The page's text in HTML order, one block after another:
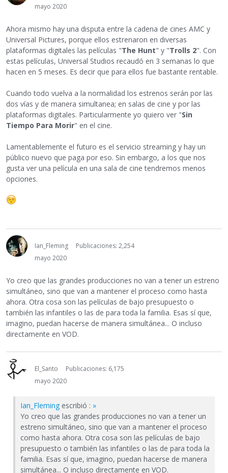
mayo 2020
Ahora mismo hay una disputa entre la cadena de cines AMC y
Universal Pictures, porque ellos estrenaron en diversas
plataformas digitales las películas "The Hunt" y "Trolls 2". Con
estas películas, Universal Studios recaudó en 3 semanas lo que
hacen en 5 meses. Es decir que para ellos fue bastante rentable.
Cuando todo vuelva a la normalidad los estrenos serán por las
dos vías y de manera simultanea; en salas de cine y por las
plataformas digitales. Particularmente yo quiero ver "Sin
Tiempo Para Morir" en el cine.
Lamentablemente el futuro es el servicio streaming y hay un
público nuevo que paga por eso. Sin embargo, a los que nos
gusta ver una película en una sala de cine tendremos menos
opciones.
Ian_Fleming
Publicaciones: 2,254
mayo 2020
Yo creo que las grandes producciones no van a tener un estreno
simultáneo, sino que van a mantener el proceso como hasta
ahora. Otra cosa son las películas de bajo presupuesto o
también las infantiles o las de para toda la familia. Esas sí que,
imagino, puedan hacerse de manera simultánea... O incluso
directamente en VOD.
El_Santo
Publicaciones: 6,175
mayo 2020
Ian_Fleming escribió : »
Yo creo que las grandes producciones no van a tener un
estreno simultáneo, sino que van a mantener el proceso
como hasta ahora. Otra cosa son las películas de bajo
presupuesto o también las infantiles o las de para toda la
familia. Esas sí que, imagino, puedan hacerse de manera
simultánea... O incluso directamente en VOD.